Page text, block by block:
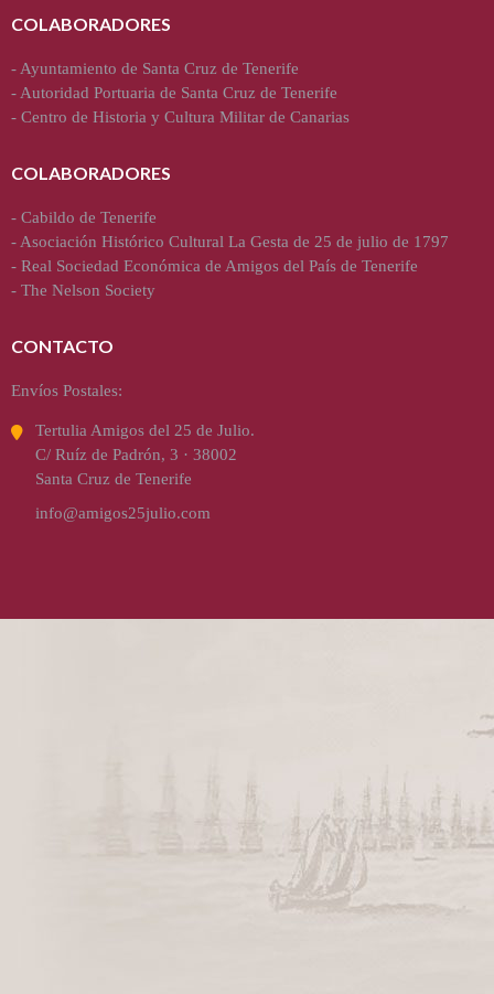
COLABORADORES
- Ayuntamiento de Santa Cruz de Tenerife
- Autoridad Portuaria de Santa Cruz de Tenerife
- Centro de Historia y Cultura Militar de Canarias
COLABORADORES
- Cabildo de Tenerife
- Asociación Histórico Cultural La Gesta de 25 de julio de 1797
- Real Sociedad Económica de Amigos del País de Tenerife
- The Nelson Society
CONTACTO
Envíos Postales:
Tertulia Amigos del 25 de Julio.
C/ Ruíz de Padrón, 3 · 38002
Santa Cruz de Tenerife
info@amigos25julio.com